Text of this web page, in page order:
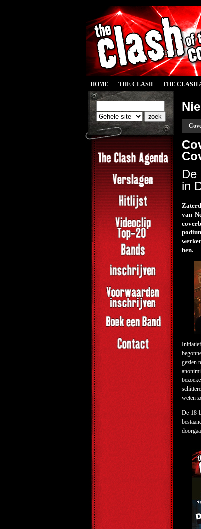
HOME THE CLASH THE CLASH
De
in
van
hen.
gezien
weten
De 18